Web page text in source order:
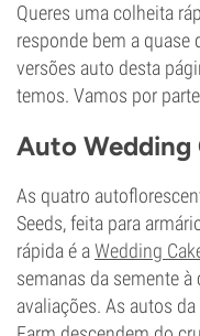
Queres uma colheita
responde bem a quase
versões auto desta
temos. Vamos por
Auto Wedding
As quatro
Seeds, feita para
rápida é aWedding
semanas da semente à
avaliações. As autos